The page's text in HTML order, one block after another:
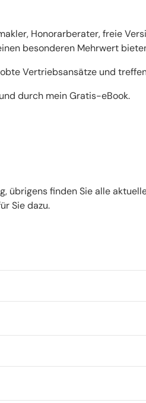
Honorarberater, freie
besonderen Mehrwert
Vertriebsansätze und
und durch meinGratis-eBook.
übrigens finden Siealle
Sie dazu.